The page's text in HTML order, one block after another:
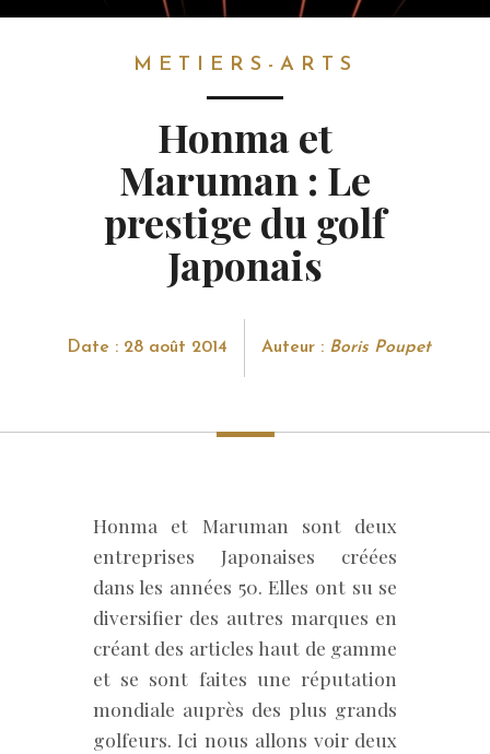
METIERS-ARTS
Honma et
Maruman : Le
prestige du golf
Japonais
Date : 28 août 2014 Auteur : Boris Poupet
Honma et Maruman sont deux
entreprises Japonaises créées
dans les années 50. Elles ont su se
diversifier des autres marques en
créant des articles haut de gamme
et se sont faites une réputation
mondiale auprès des plus grands
golfeurs. Ici nous allons voir deux